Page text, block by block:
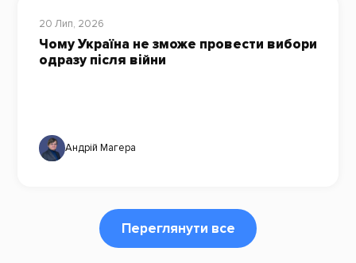
20 Лип, 2026
Чому Україна не зможе провести вибори
одразу після війни
Андрій Магера
Переглянути все